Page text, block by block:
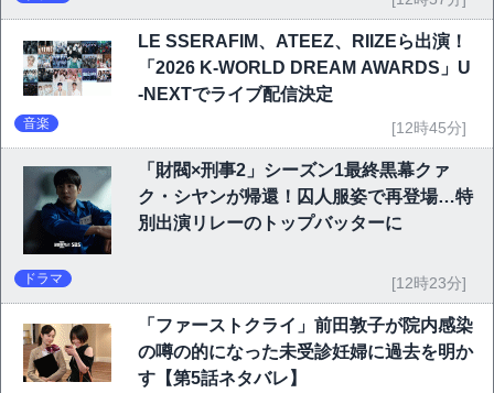
LE SSERAFIM、ATEEZ、RIIZEら出演！
「2026 K-WORLD DREAM AWARDS」U
-NEXTでライブ配信決定
音楽 [12時45分]
「財閥×刑事2」シーズン1最終黒幕クァ
ク・シヤンが帰還！囚人服姿で再登場…特
別出演リレーのトップバッターに
ドラマ [12時23分]
「ファーストクライ」前田敦子が院内感染
の噂の的になった未受診妊婦に過去を明か
す【第5話ネタバレ】